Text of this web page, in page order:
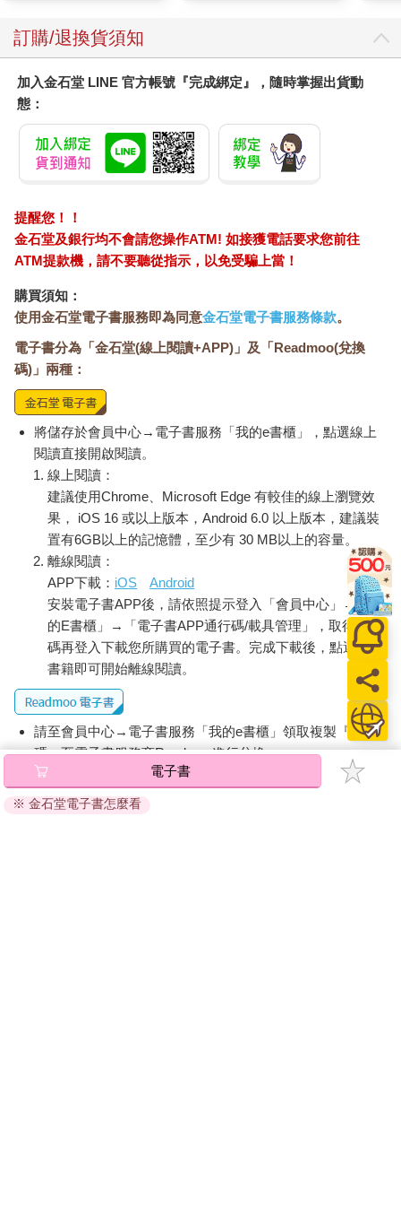
訂購/退換貨須知
加入金石堂 LINE 官方帳號『完成綁定』，隨時掌握出貨動
態：
提醒您！！
金石堂及銀行均不會請您操作ATM! 如接獲電話要求您前往
ATM提款機，請不要聽從指示，以免受騙上當！
購買須知：
使用金石堂電子書服務即為同意金石堂電子書服務條款。
電子書分為「金石堂(線上閱讀+APP)」及「Readmoo(兌換
碼)」兩種：
將儲存於會員中心→電子書服務「我的e書櫃」，點選線上
閱讀直接開啟閱讀。
線上閱讀：
建議使用Chrome、Microsoft Edge 有較佳的線上瀏覽效
果， iOS 16 或以上版本，Android 6.0 以上版本，建議裝
置有6GB以上的記憶體，至少有 30 MB以上的容量。
離線閱讀：
APP下載： iOS
Android
安裝電子書APP後，請依照提示登入「會員中心」→「我
的E書櫃」→「電子書APP通行碼/載具管理」，取得通行
碼再登入下載您所購買的電子書。完成下載後，點選任一
書籍即可開始離線閱讀。
請至會員中心→電子書服務「我的e書櫃」領取複製『兌換
碼』至電子書服務商Readmoo進行兌換。
退換貨須知：
因版權保護，您在金石堂所購買的電子書僅能以金石堂專屬
電子書
※ 金石堂電子書怎麼看